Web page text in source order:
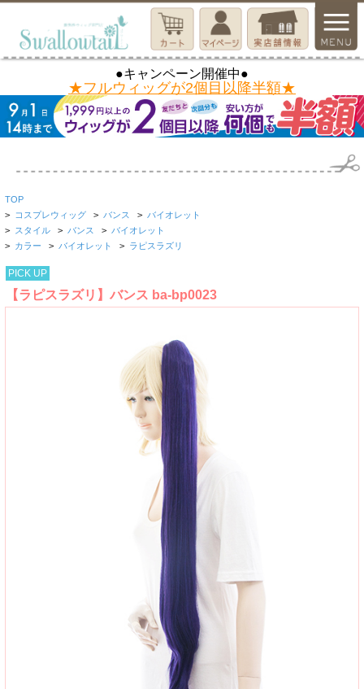
●キャンペーン開催中●
★フルウィッグが2個目以降半額★
TOP
> コスプレウィッグ > バンス > バイオレット
> スタイル > バンス > バイオレット
> カラー > バイオレット > ラピスラズリ
PICK UP
【ラピスラズリ】バンス ba-bp0023